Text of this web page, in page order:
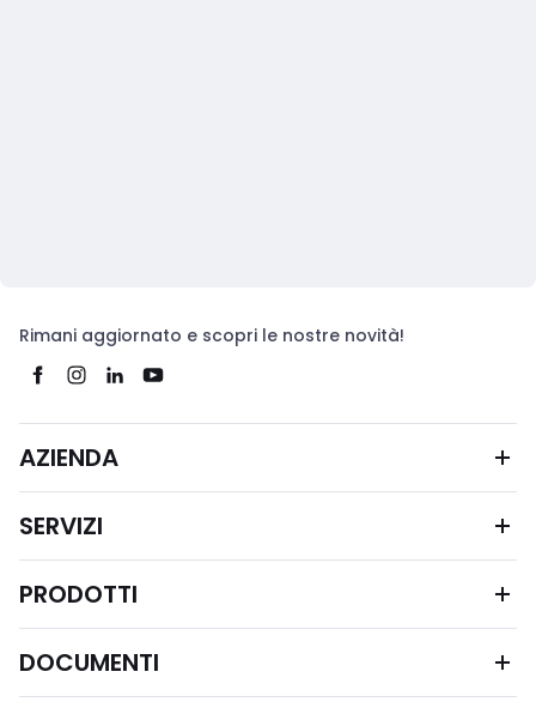
Rimani aggiornato e scopri le nostre novità!
AZIENDA
SERVIZI
PRODOTTI
DOCUMENTI